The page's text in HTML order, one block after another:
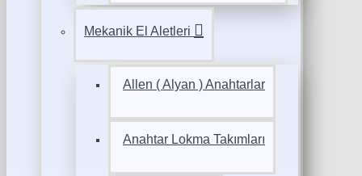
Mekanik El Aletleri
Allen ( Alyan ) Anahtarlar
Anahtar Lokma Takımları